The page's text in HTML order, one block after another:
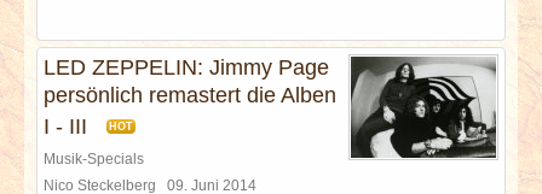
LED ZEPPELIN: Jimmy Page
persönlich remastert die Alben
I - III
HOT
Musik-Specials
Nico Steckelberg 09. Juni 2014